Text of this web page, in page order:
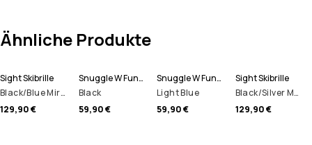
Ähnliche Produkte
Sight Skibrille
Black/Blue Mirror
129,90 €
Snuggle W Funktionsshirt Damen
Black
59,90 €
Snuggle W Funktionsshirt Damen
Light Blue
59,90 €
Sight Skibrille
Black/Silver Mirror
129,90 €